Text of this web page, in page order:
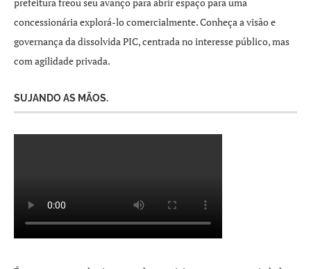
concessionária explorá-lo comercialmente. Conheça a visão e
governança da dissolvida PIC, centrada no interesse público, mas
com agilidade privada.
SUJANDO AS MÃOS.